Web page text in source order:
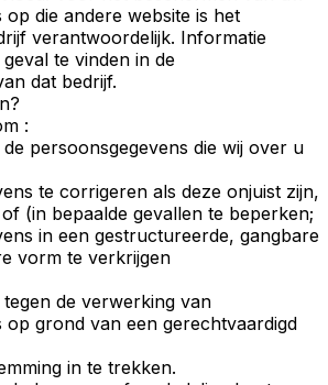
op die andere website is het
verantwoordelijk. Informatie
te vinden in de
dat bedrijf.
:
persoonsgegevens die wij over u
te corrigeren als deze onjuist zijn,
(in bepaalde gevallen te beperken;
in een gestructureerde, gangbare
vorm te verkrijgen
de verwerking van
op grond van een gerechtvaardigd
in te trekken.